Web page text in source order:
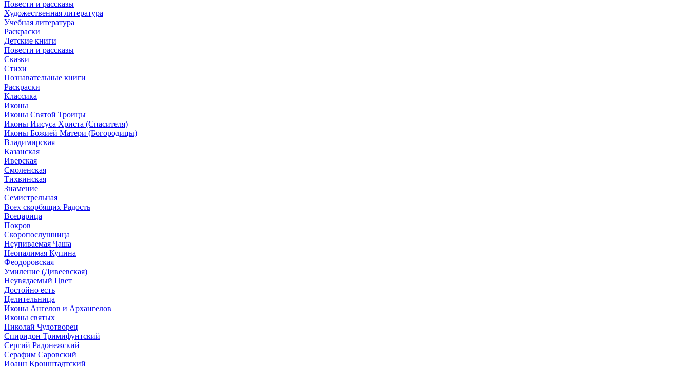
Повести и рассказы
Художественная литература
Учебная литература
Раскраски
Детские книги
Повести и рассказы
Сказки
Стихи
Познавательные книги
Раскраски
Классика
Иконы
Иконы Святой Троицы
Иконы Иисуса Христа (Спасителя)
Иконы Божией Матери (Богородицы)
Владимирская
Казанская
Иверская
Смоленская
Тихвинская
Знамение
Семистрельная
Всех скорбящих Радость
Всецарица
Покров
Скоропослушница
Неупиваемая Чаша
Неопалимая Купина
Феодоровская
Умиление (Дивеевская)
Неувядаемый Цвет
Достойно есть
Целительница
Иконы Ангелов и Архангелов
Иконы святых
Николай Чудотворец
Спиридон Тримифунтский
Сергий Радонежский
Серафим Саровский
Иоанн Кронштадтский